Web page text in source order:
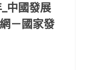
中國發展
－國家發